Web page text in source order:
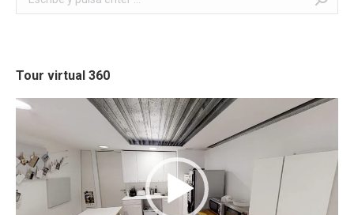
Tour virtual 360
Reproductor